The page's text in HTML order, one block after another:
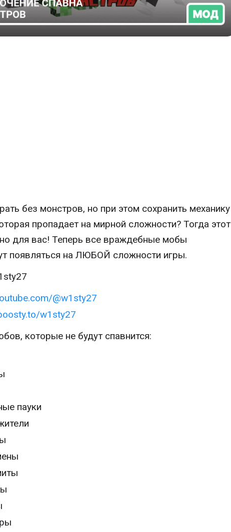
без монстров, но при этом сохранить механику
пропадает на мирной сложности? Тогда этот
для вас! Теперь все враждебные мобы
появляться на ЛЮБОЙ сложности игры.
@w1sty27
w1sty27
которые не будут спавнится:
пауки